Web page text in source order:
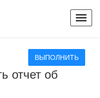
ВЫПОЛНИТЬ
отчет об